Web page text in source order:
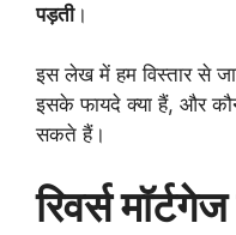
पड़ती।
इस लेख में हम विस्तार से
इसके फायदे क्या हैं, और
सकते हैं।
रिवर्स